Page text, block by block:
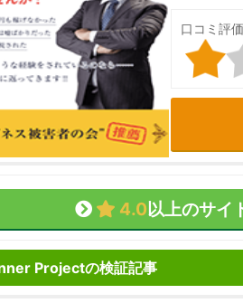
口コミ評
4.0以上のサイ
Projectの検証記事